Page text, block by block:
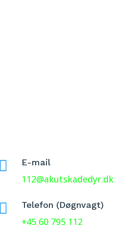
 E-mail
112@akutskadedyr.dk
 Telefon (Døgnvagt)
+45 60 795 112